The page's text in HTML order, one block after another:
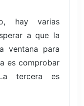
hay varias
a que la
ventana para
es comprobar
tercera es